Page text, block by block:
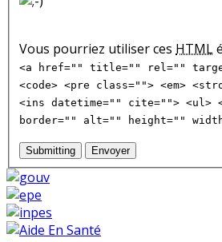
Vous pourriez utiliser ces HTML
<a href="" title="" rel=""
<code> <pre class=""> <em>
<ins datetime="" cite="">
border="" alt="" height=""
Submitting Envoyer